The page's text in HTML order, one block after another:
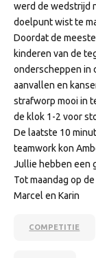
werd de wedstrijd
doelpunt wist te
Doordat de
kinderen van de
onderscheppen in
aanvallen en
strafworp mooi in
de klok 1-2 voor
De laatste 10
teamwork kon
Jullie hebben een
Tot maandag op
Marcel en Karin
COMPETITIE